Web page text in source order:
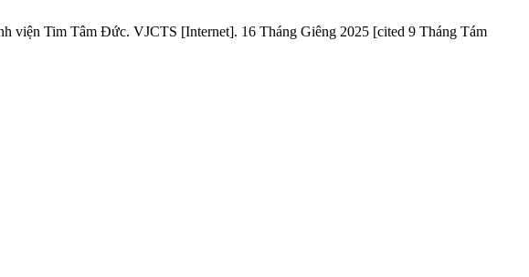
viện Tim Tâm Đức. VJCTS [Internet]. 16 Tháng Giêng 2025 [cited 9 Tháng Tám